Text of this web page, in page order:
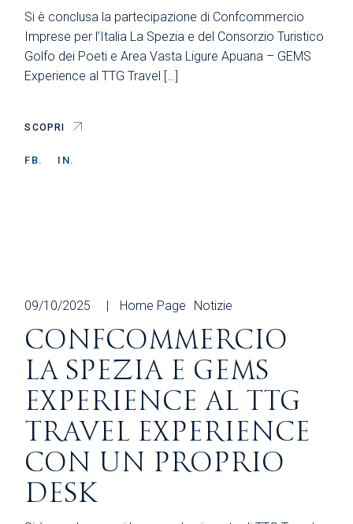
Si è conclusa la partecipazione di Confcommercio
Imprese per l’Italia La Spezia e del Consorzio Turistico
Golfo dei Poeti e Area Vasta Ligure Apuana – GEMS
Experience al TTG Travel […]
SCOPRI
FB. IN.
09/10/2025 Home Page Notizie
CONFCOMMERCIO
LA SPEZIA E GEMS
EXPERIENCE AL TTG
TRAVEL EXPERIENCE
CON UN PROPRIO
DESK